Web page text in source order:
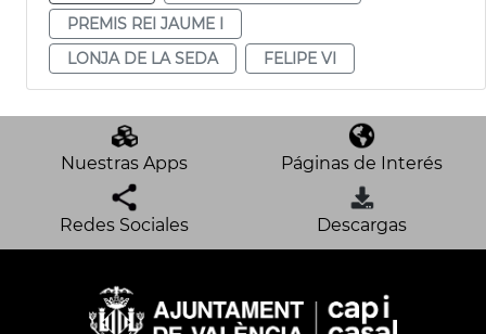
PREMIS REI JAUME I
LONJA DE LA SEDA
FELIPE VI
Nuestras Apps Páginas de Interés
Redes Sociales Descargas